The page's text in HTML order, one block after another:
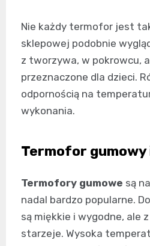
Nie każdy termofor jest
sklepowej podobnie
z tworzywa, w pokrowcu,
przeznaczone dla dzieci.
odpornością na
wykonania.
Termofor
Termofory gumowe są
nadal bardzo popularne.
są miękkie i wygodne, ale
starzeje. Wysoka